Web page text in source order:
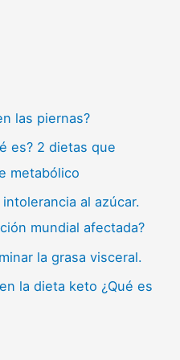
las piernas?
es? 2 dietas que
metabólico
al azúcar.
mundial afectada?
la grasa visceral.
la dieta keto ¿Qué es